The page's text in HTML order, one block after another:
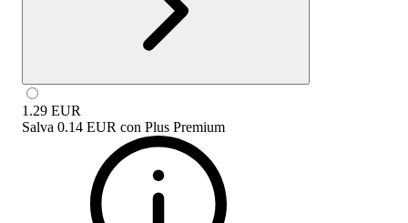
1.29 EUR
Salva 0.14 EUR con Plus Premium